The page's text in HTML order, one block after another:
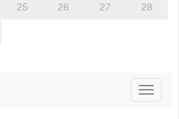
25 26 27
28
Toggle